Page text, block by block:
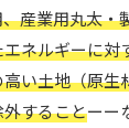
産業用丸太・
ネルギーに対
い土地（原生
することーー